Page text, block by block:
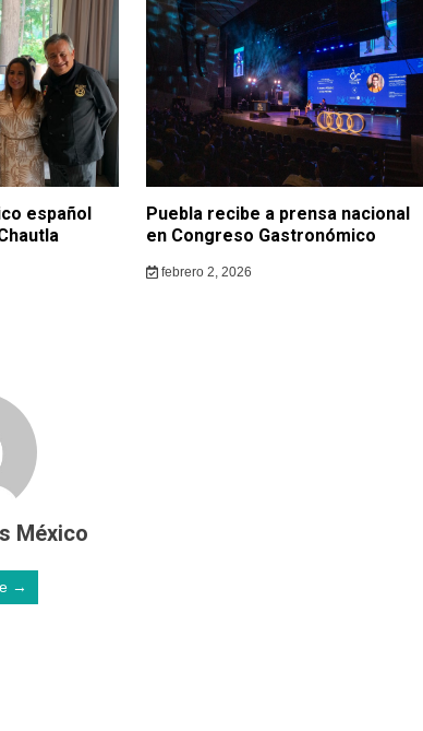
español
Puebla recibe a prensa nacional
en Congreso Gastronómico
febrero 2, 2026
México
→